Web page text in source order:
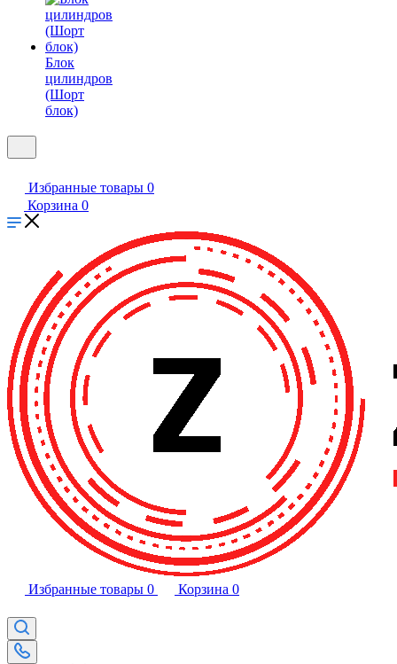
Блок
цилиндров
(Шорт
блок)
Избранные товары 0
Корзина 0
Избранные товары 0 Корзина 0